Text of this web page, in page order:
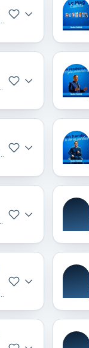
· dernier le 21 mai